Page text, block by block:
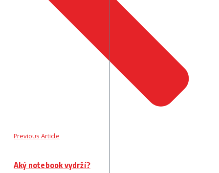
Previous Article
Aký notebook vydrží?